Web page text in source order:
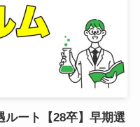
ート【28卒】早期選